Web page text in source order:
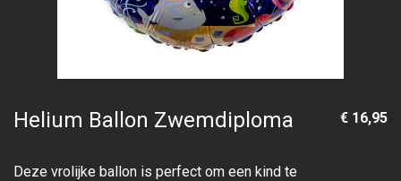
Helium Ballon Zwemdiploma
Deze vrolijke ballon is perfect om een kind te
€ 16,95